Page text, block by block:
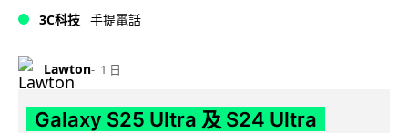
3C科技 手提電話
Lawton 1 日
Galaxy S25 Ultra 及 S24 Ultra